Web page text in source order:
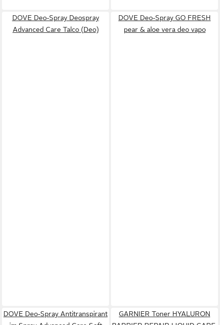
DOVE Deo-Spray Deospray
Advanced Care Talco (Deo)
DOVE Deo-Spray GO FRESH
pear & aloe vera deo vapo
DOVE Deo-Spray Antitranspirant
GARNIER Toner HYALURON